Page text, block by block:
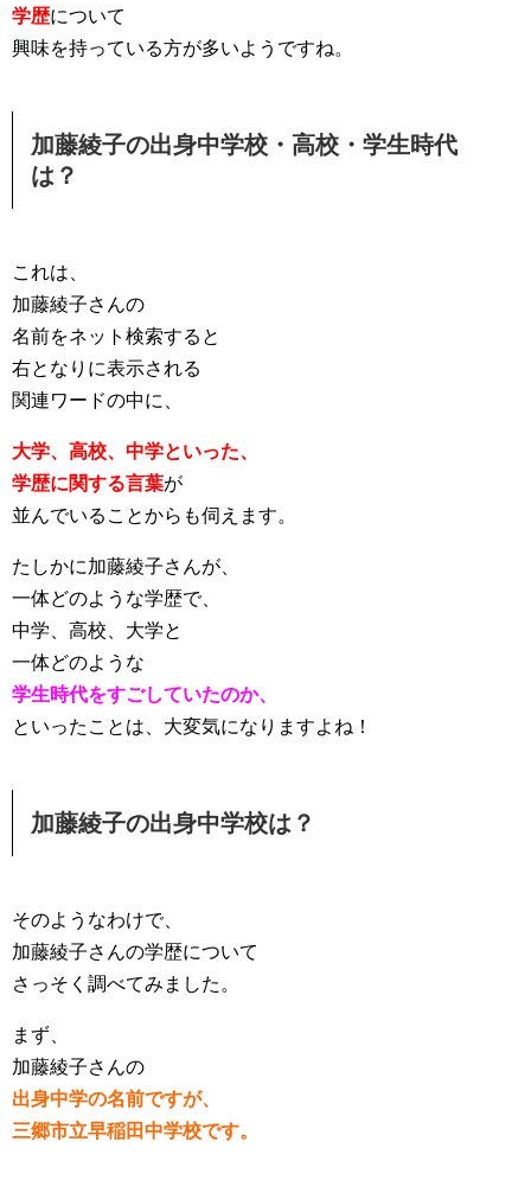
学歴について
興味を持っている方が多いようですね。
加藤綾子の出身中学校・高校・学生時代
は？
これは、
加藤綾子さんの
名前をネット検索すると
右となりに表示される
関連ワードの中に、
大学、高校、中学といった、
学歴に関する言葉が
並んでいることからも伺えます。
たしかに加藤綾子さんが、
一体どのような学歴で、
中学、高校、大学と
一体どのような
学生時代をすごしていたのか、
といったことは、大変気になりますよね！
加藤綾子の出身中学校は？
そのようなわけで、
加藤綾子さんの学歴について
さっそく調べてみました。
まず、
加藤綾子さんの
出身中学の名前ですが、
三郷市立早稲田中学校です。